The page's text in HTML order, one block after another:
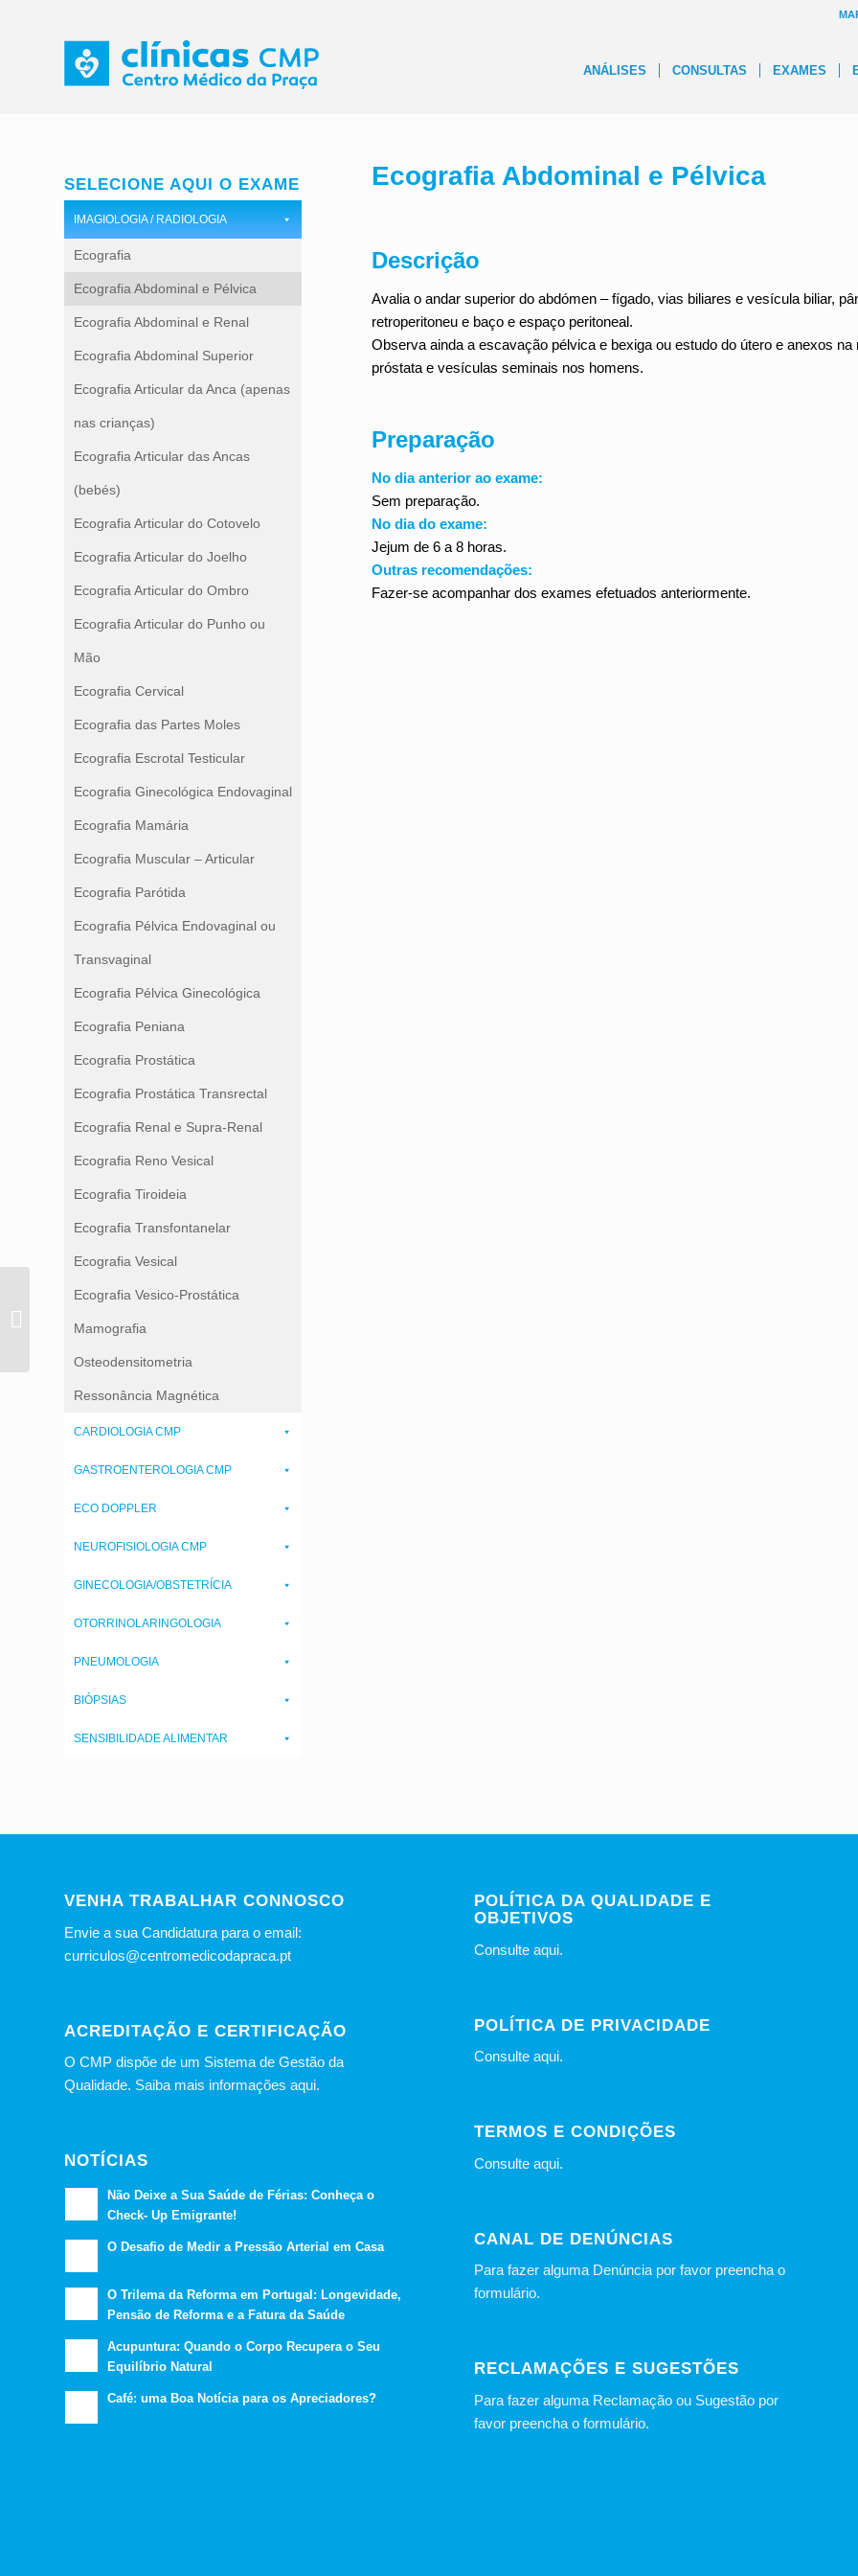
ANÁLISES CONSULTAS EXAMES
SELECIONE AQUI O EXAME
IMAGIOLOGIA / RADIOLOGIA
Ecografia
Ecografia Abdominal e Pélvica
Ecografia Abdominal e Renal
Ecografia Abdominal Superior
Ecografia Articular da Anca (apenas
nas crianças)
Ecografia Articular das Ancas
(bebés)
Ecografia Articular do Cotovelo
Ecografia Articular do Joelho
Ecografia Articular do Ombro
Ecografia Articular do Punho ou
Mão
Ecografia Cervical
Ecografia das Partes Moles
Ecografia Escrotal Testicular
Ecografia Ginecológica Endovaginal
Ecografia Mamária
Ecografia Muscular – Articular
Ecografia Parótida
Ecografia Pélvica Endovaginal ou
Transvaginal
Ecografia Pélvica Ginecológica
Ecografia Peniana
Ecografia Prostática
Ecografia Prostática Transrectal
Ecografia Renal e Supra-Renal
Ecografia Reno Vesical
Ecografia Tiroideia
Ecografia Transfontanelar
Ecografia Vesical
Ecografia Vesico-Prostática
Mamografia
Osteodensitometria
Ressonância Magnética
CARDIOLOGIA CMP
GASTROENTEROLOGIA CMP
ECO DOPPLER
NEUROFISIOLOGIA CMP
GINECOLOGIA/OBSTETRÍCIA
OTORRINOLARINGOLOGIA
PNEUMOLOGIA
BIÓPSIAS
SENSIBILIDADE ALIMENTAR
Ecografia Abdominal e Pélvica
Descrição
Avalia o andar superior do abdómen – fígado, vias biliares e vesícula biliar,
retroperitoneu e baço e espaço peritoneal.
Observa ainda a escavação pélvica e bexiga ou estudo do útero e anexos na
próstata e vesículas seminais nos homens.
Preparação
No dia anterior ao exame:
Sem preparação.
No dia do exame:
Jejum de 6 a 8 horas.
Outras recomendações:
Fazer-se acompanhar dos exames efetuados anteriormente.
VENHA TRABALHAR CONNOSCO
Envie a sua Candidatura para o email:
curriculos@centromedicodapraca.pt
ACREDITAÇÃO E CERTIFICAÇÃO
O CMP dispõe de um Sistema de Gestão da
Qualidade. Saiba mais informações aqui.
NOTÍCIAS
Não Deixe a Sua Saúde de Férias: Conheça o
Check- Up Emigrante!
O Desafio de Medir a Pressão Arterial em Casa
O Trilema da Reforma em Portugal: Longevidade,
Pensão de Reforma e a Fatura da Saúde
Acupuntura: Quando o Corpo Recupera o Seu
Equilíbrio Natural
Café: uma Boa Notícia para os Apreciadores?
POLÍTICA DA QUALIDADE E
OBJETIVOS
Consulte aqui.
POLÍTICA DE PRIVACIDADE
Consulte aqui.
TERMOS E CONDIÇÕES
Consulte aqui.
CANAL DE DENÚNCIAS
Para fazer alguma Denúncia por favor preencha o
formulário.
RECLAMAÇÕES E SUGESTÕES
Para fazer alguma Reclamação ou Sugestão por
favor preencha o formulário.